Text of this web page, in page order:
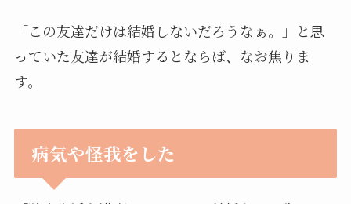
「この友達だけは結婚しないだろうなぁ。」と思
っていた友達が結婚するとならば、なお焦りま
す。
病気や怪我をした